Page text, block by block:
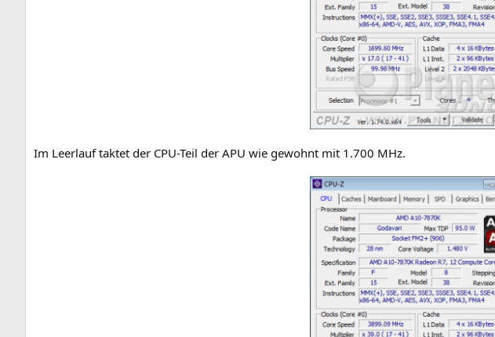
Im Leer­lauf tak­tet der CPU-Teil der APU wie gewohnt mit 1.700 MHz.